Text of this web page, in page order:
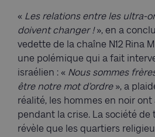
« Les relations entre les ultra-
doivent changer !», en a
vedette de la chaîne N12 Rina
une polémique qui a fait
israélien : « Nous sommes
être notre mot d’ordre», a
réalité, les hommes en noir ont
pendant la crise. La société de
révèle que les quartiers